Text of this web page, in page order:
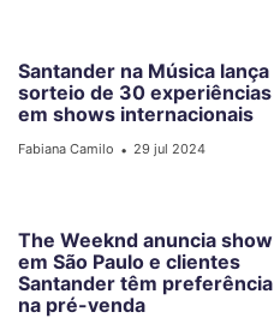
Santander na Música lança
sorteio de 30 experiências
em shows internacionais
Fabiana Camilo • 29 jul 2024
The Weeknd anuncia show
em São Paulo e clientes
Santander têm preferência
na pré-venda